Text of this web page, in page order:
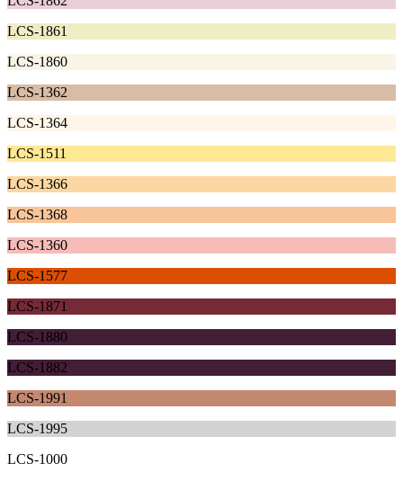
LCS-1861
LCS-1860
LCS-1362
LCS-1364
LCS-1511
LCS-1366
LCS-1368
LCS-1360
LCS-1577
LCS-1871
LCS-1880
LCS-1882
LCS-1991
LCS-1995
LCS-1000